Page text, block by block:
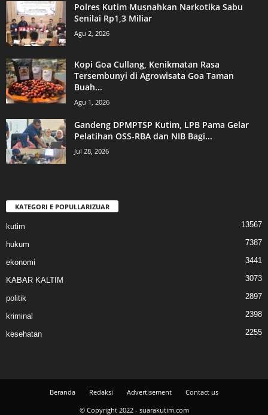
Polres Kutim Musnahkan Narkotika Sabu
Senilai Rp1,3 Miliar
Agu 2, 2026
Kopi Goa Cullang, Kenikmatan Rasa
Tersembunyi di Agrowisata Goa Taman
Buah...
Agu 1, 2026
Gandeng DPMPTSP Kutim, LPB Pama Gelar
Pelatihan OSS-RBA dan NIB Bagi...
Jul 28, 2026
KATEGORI E POPULLARIZUAR
kutim 13567
hukum 7387
ekonomi 3441
KABAR KALTIM 3073
politik 2897
kriminal 2398
kesehatan 2255
Beranda Redaksi Advertisement
Contact us
© Copyright 2022 - suarakutim.com